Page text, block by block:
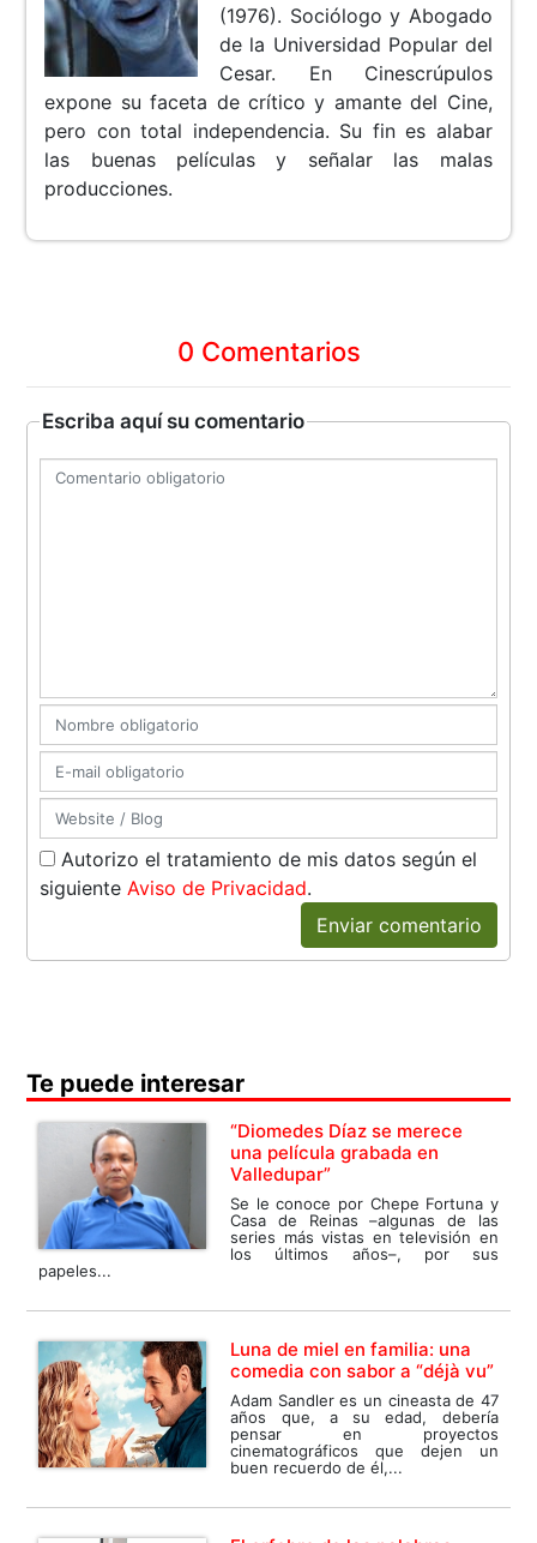
(1976). Sociólogo y Abogado
de la Universidad Popular del
Cesar. En Cinescrúpulos
expone su faceta de crítico y amante del Cine,
pero con total independencia. Su fin es alabar
las buenas películas y señalar las malas
producciones.
0 Comentarios
Escriba aquí su comentario
Autorizo el tratamiento de mis datos según el
siguiente Aviso de Privacidad.
Enviar comentario
Te puede interesar
“Diomedes Díaz se merece
una película grabada en
Valledupar”
Se le conoce por Chepe Fortuna y
Casa de Reinas –algunas de las
series más vistas en televisión en
los últimos años–, por sus
papeles...
Luna de miel en familia: una
comedia con sabor a “déjà vu”
Adam Sandler es un cineasta de 47
años que, a su edad, debería
pensar en proyectos
cinematográficos que dejen un
buen recuerdo de él,...